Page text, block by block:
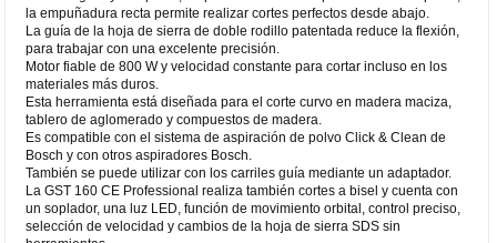
la empuñadura recta permite realizar cortes perfectos desde abajo.
La guía de la hoja de sierra de doble rodillo patentada reduce la flexión,
para trabajar con una excelente precisión.
Motor fiable de 800 W y velocidad constante para cortar incluso en los
materiales más duros.
Esta herramienta está diseñada para el corte curvo en madera maciza,
tablero de aglomerado y compuestos de madera.
Es compatible con el sistema de aspiración de polvo Click & Clean de
Bosch y con otros aspiradores Bosch.
También se puede utilizar con los carriles guía mediante un adaptador.
La GST 160 CE Professional realiza también cortes a bisel y cuenta con
un soplador, una luz LED, función de movimiento orbital, control preciso,
selección de velocidad y cambios de la hoja de sierra SDS sin